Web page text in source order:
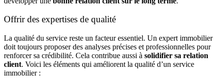
Offrir des expertises de qualité
La qualité du service reste un facteur essentiel. Un expert immobilier
doit toujours proposer des analyses précises et professionnelles pour
renforcer sa crédibilité. Cela contribue aussi à solidifier sa relation
client. Voici les éléments qui améliorent la qualité d’un service
immobilier :